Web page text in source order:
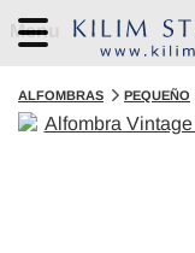
Menu
ALFOMBRAS PEQUEÑO